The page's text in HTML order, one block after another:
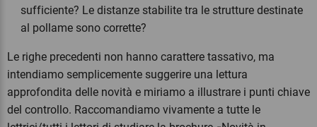
sufficiente? Le distanze stabilite tra le strutture destinate
al pollame sono corrette?
Le righe precedenti non hanno carattere tassativo, ma
intendiamo semplicemente suggerire una lettura
approfondita delle novità e miriamo a illustrare i punti chiave
del controllo. Raccomandiamo vivamente a tutte le